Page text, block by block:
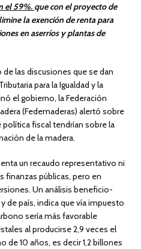
el 59%. que con el proyecto de
la exención de renta para
en aserríos y plantas de
de las discusiones que se dan
para la Igualdad y la
el gobierno, la Federación
(Fedemaderas) alertó sobre
fiscal tendrían sobre la
de la madera.
un recaudo representativo ni
finanzas públicas, pero en
Un análisis beneficio-
de país, indica que vía impuesto
sería más favorable
al producirse 2,9 veces el
de 10 años, es decir 1,2 billones